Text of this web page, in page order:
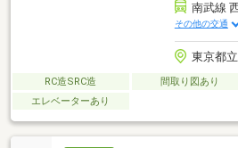
南武線
その他の交通
東京都
RC造SRC造 間取り図あり
エレベーターあり